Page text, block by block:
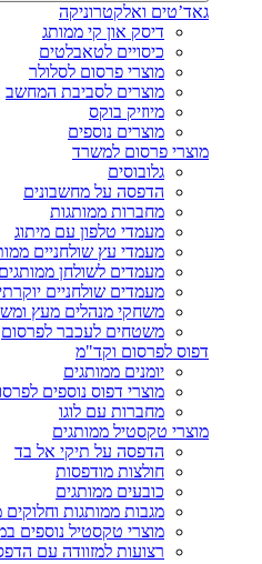
גאד’טים ואלקטרוניקה
דיסק און קי ממותג
כיסויים לטאבלטים
מוצרי פרסום לסלולר
מוצרים לסביבת המחשב
מיוזיק בוקס
מוצרים נוספים
מוצרי פרסום למשרד
גלובוסים
הדפסה על מחשבונים
מחברות ממותגות
מעמדי טלפון עם מיתוג
מעמדי עץ שולחניים
מעמדים לשולחן ממותגים
מעמדים שולחניים
משחקי מנהלים מעץ
משטחים לעכבר לפרסום
דפוס לפרסום וקד"מ
יומנים ממותגים
מוצרי דפוס נוספים
מחברות עם לוגו
מוצרי טקסטיל ממותגים
הדפסה על תיקי אל בד
חולצות מודפסות
כובעים ממותגים
מגבות ממותגות וחלוקים
מוצרי טקסטיל נוספים
רצועות למזוודה עם